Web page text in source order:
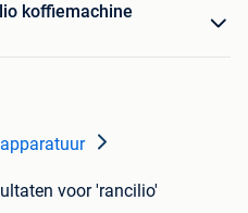
koffiemachine
voor 'rancilio'